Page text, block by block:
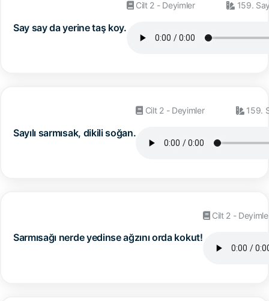
Say say da yerine taş koy.
Cilt 2 - Deyimler 159.
Sayılı sarmısak, dikili soğan.
Cilt 2 - Deyimler 159.
Sarmısağı nerde yedinse ağzını orda kokut!
Cilt 2 -